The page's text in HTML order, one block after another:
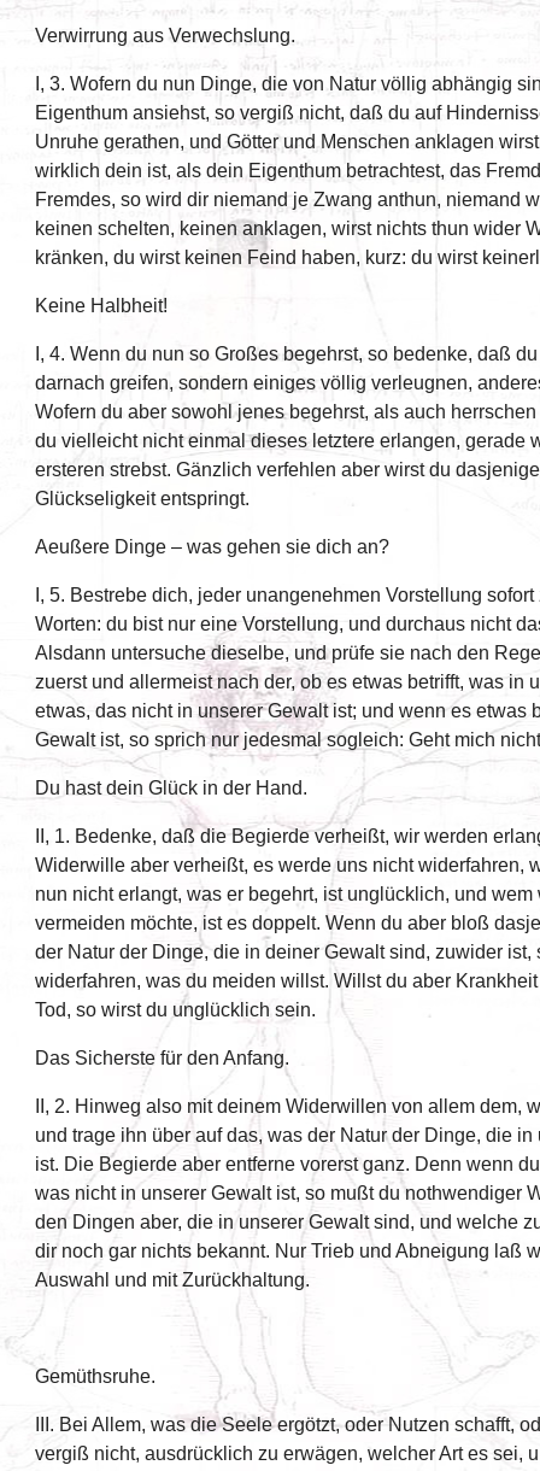
Verwirrung aus Verwechslung.
I, 3. Wofern du nun Dinge, die von Natur völlig abhängig
Eigenthum ansiehst, so vergiß nicht, daß du auf
Unruhe gerathen, und Götter und Menschen anklagen
wirklich dein ist, als dein Eigenthum betrachtest, das
Fremdes, so wird dir niemand je Zwang anthun, niemand
keinen schelten, keinen anklagen, wirst nichts thun wider
kränken, du wirst keinen Feind haben, kurz: du wirst
Keine Halbheit!
I, 4. Wenn du nun so Großes begehrst, so bedenke, daß
darnach greifen, sondern einiges völlig verleugnen,
Wofern du aber sowohl jenes begehrst, als auch
du vielleicht nicht einmal dieses letztere erlangen, gerade
ersteren strebst. Gänzlich verfehlen aber wirst du
Glückseligkeit entspringt.
Aeußere Dinge – was gehen sie dich an?
I, 5. Bestrebe dich, jeder unangenehmen Vorstellung
Worten: du bist nur eine Vorstellung, und durchaus nicht
Alsdann untersuche dieselbe, und prüfe sie nach den
zuerst und allermeist nach der, ob es etwas betrifft, was in
etwas, das nicht in unserer Gewalt ist; und wenn es etwas
Gewalt ist, so sprich nur jedesmal sogleich: Geht mich
Du hast dein Glück in der Hand.
II, 1. Bedenke, daß die Begierde verheißt, wir werden
Widerwille aber verheißt, es werde uns nicht widerfahren,
nun nicht erlangt, was er begehrt, ist unglücklich, und
vermeiden möchte, ist es doppelt. Wenn du aber bloß
der Natur der Dinge, die in deiner Gewalt sind, zuwider ist,
widerfahren, was du meiden willst. Willst du aber
Tod, so wirst du unglücklich sein.
Das Sicherste für den Anfang.
II, 2. Hinweg also mit deinem Widerwillen von allem dem,
und trage ihn über auf das, was der Natur der Dinge, die
ist. Die Begierde aber entferne vorerst ganz. Denn wenn
was nicht in unserer Gewalt ist, so mußt du nothwendiger
den Dingen aber, die in unserer Gewalt sind, und welche
dir noch gar nichts bekannt. Nur Trieb und Abneigung laß
Auswahl und mit Zurückhaltung.
Gemüthsruhe.
III. Bei Allem, was die Seele ergötzt, oder Nutzen schafft,
vergiß nicht, ausdrücklich zu erwägen, welcher Art es sei,